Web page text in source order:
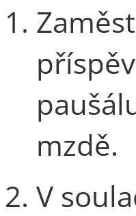
mzdě.
V